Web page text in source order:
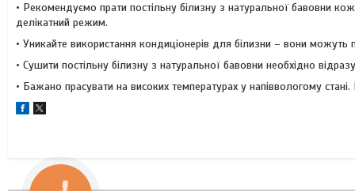
• Рекомендуємо прати постільну білизну з натуральної бавовни
делікатний режим.
• Уникайте використання кондиціонерів для білизни – вони
• Сушити постільну білизну з натуральної бавовни необхідно
• Бажано прасувати на високих температурах у напіввологому